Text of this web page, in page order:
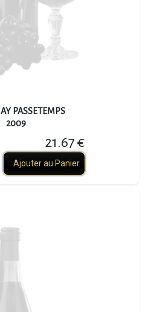
PASSETEMPS
2009
21.67 €
Ajouter au Panier